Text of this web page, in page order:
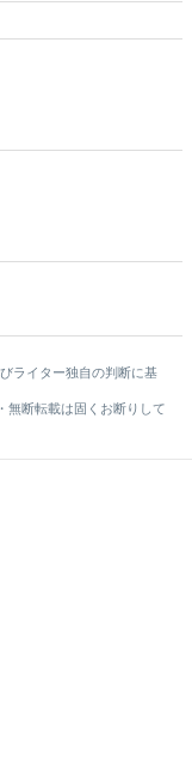
ライター独自の判断に基
無断転載は固くお断りして